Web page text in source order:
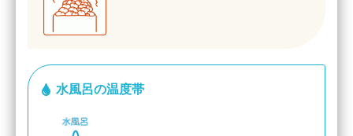
水風呂の温度帯